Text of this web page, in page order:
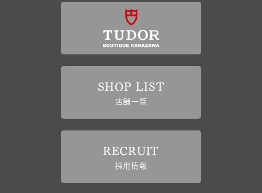
SHOP LIST
店舗一覧
RECRUIT
採用情報